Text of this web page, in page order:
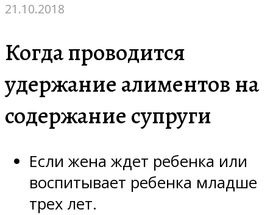
21.10.2018
Когда проводится
удержание алиментов на
содержание супруги
Если жена ждет ребенка или
воспитывает ребенка младше
трех лет.